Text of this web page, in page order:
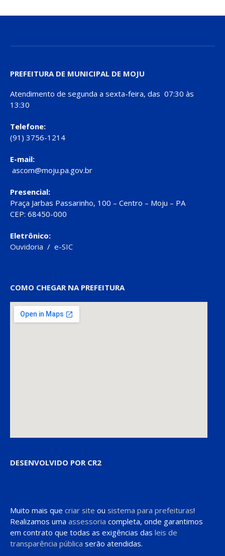
PREFEITURA DE MUNICIPAL DE MOJU
Atendimento de segunda a sexta-feira, das 07:30 às
13:30
Telefone:
(91) 3756-1214
E-mail:
ascom@moju.pa.gov.br
Presencial:
Praça Jarbas Passarinho, 100 – Centro – Moju – PA
CEP: 68450-000
Eletrônico:
Ouvidoria / e-SIC
COMO CHEGAR NA PREFEITURA
DESENVOLVIDO POR CR2
Muito mais que criar site ou sistema para prefeituras!
Realizamos uma assessoria completa, onde garantimos
em contrato que todas as exigências das leis de
transparência pública serão atendidas.